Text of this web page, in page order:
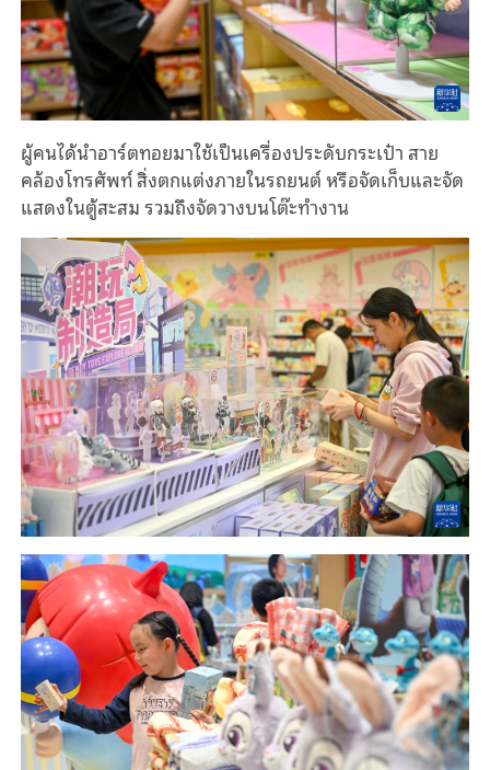
ผู้คนได้นำอาร์ตทอยมาใช้เป็นเครื่องประดับกระเป๋า สาย
คล้องโทรศัพท์สิ่งตกแต่งภายในรถยนต์ หรือจัดเก็บและจัด
แสดงในตู้สะสม รวมถึงจัดวางบนโต๊ะทำงาน